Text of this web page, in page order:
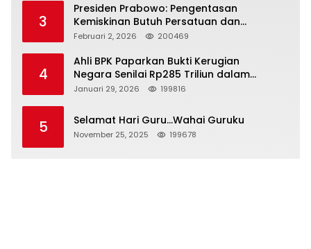
3
Presiden Prabowo: Pengentasan
Kemiskinan Butuh Persatuan dan
Kepemimpinan yang Bertanggung Jawab
Februari 2, 2026 200469
4
Ahli BPK Paparkan Bukti Kerugian
Negara Senilai Rp285 Triliun dalam
Persidangan Korupsi PT Pertamina
Januari 29, 2026 199816
5 Selamat Hari Guru…Wahai Guruku
November 25, 2025 199678